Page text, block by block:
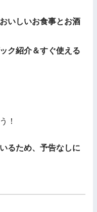
いしいお食事とお酒
ク紹介＆すぐ使える
！
るため、予告なしに